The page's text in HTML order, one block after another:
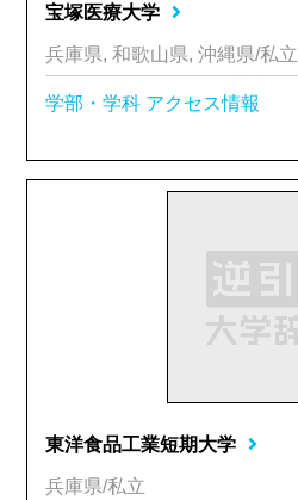
宝塚医療大学
兵庫県, 和歌山県, 沖縄県/私立
学部・学科 アクセス情報
東洋食品工業短期大学
兵庫県/私立